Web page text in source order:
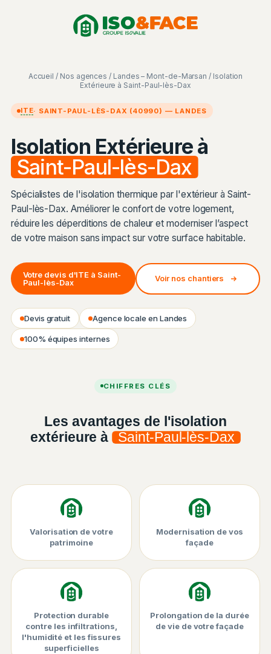
Accueil / Nos agences / Landes – Mont-de-Marsan / Isolation
Extérieure à Saint-Paul-lès-Dax
ITE· SAINT-PAUL-LÈS-DAX (40990) — LANDES
Isolation Extérieure à
Saint-Paul-lès-Dax
Spécialistes de l'isolation thermique par l'extérieur à Saint-
Paul-lès-Dax. Améliorer le confort de votre logement,
réduire les déperditions de chaleur et moderniser l’aspect
de votre maison sans impact sur votre surface habitable.
Votre devis d'ITE à Saint-
Paul-lès-Dax
Voir nos chantiers
Devis gratuit Agence locale en Landes
100% équipes internes
Chantier ISO&FACE — Isolation thermique par l'extérieur
CHIFFRES CLÉS
Les avantages de l'isolation
extérieure à Saint-Paul-lès-Dax
Valorisation de votre
patrimoine
Modernisation de vos
façade
Protection durable
contre les infiltrations,
l'humidité et les fissures
superficielles
Prolongation de la durée
de vie de votre façade